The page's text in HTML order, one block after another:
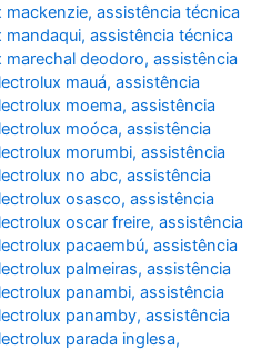
mackenzie,assistência técnica
mandaqui,assistência técnica
marechal deodoro,assistência
mauá,assistência
moema,assistência
moóca,assistência
morumbi,assistência
no abc,assistência
osasco,assistência
oscar freire,assistência
pacaembú,assistência
palmeiras,assistência
panambi,assistência
panamby,assistência
parada inglesa,